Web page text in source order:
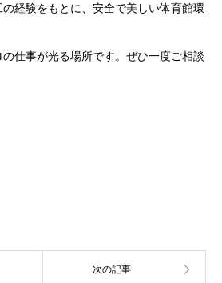
経験をもとに、安全で美しい体育館環
仕事が光る場所です。ぜひ一度ご相談